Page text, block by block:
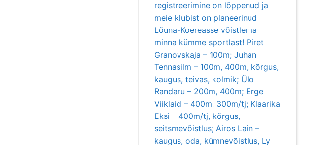
registreerimine on lõppenud ja
meie klubist on planeerinud
Lõuna-Koereasse võistlema
minna kümme sportlast! Piret
Granovskaja – 100m; Juhan
Tennasilm – 100m, 400m, kõrgus,
kaugus, teivas, kolmik; Ülo
Randaru – 200m, 400m; Erge
Viiklaid – 400m, 300m/tj; Klaarika
Eksi – 400m/tj, kõrgus,
seitsmevõistlus; Airos Lain –
kaugus, oda, kümnevõistlus, Ly